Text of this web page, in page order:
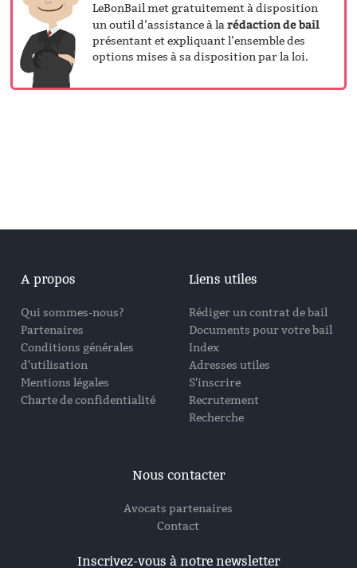
LeBonBail met gratuitement à disposition
un outil d’assistance à larédaction de bail
présentant et expliquant l’ensemble des
options mises à sa disposition par la loi.
A propos
Qui sommes-nous?
Partenaires
Conditions générales
d'utilisation
Mentions légales
Charte de confidentialité
Liens utiles
Rédiger un contrat de bail
Documents pour votre bail
Index
Adresses utiles
S'inscrire
Recrutement
Recherche
Nous contacter
Avocats partenaires
Contact
Inscrivez-vous à notre newsletter